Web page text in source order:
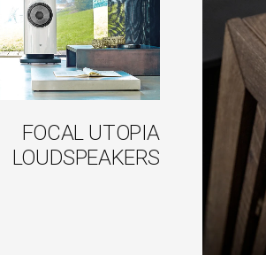
FOCAL UTOPIA
LOUDSPEAKERS